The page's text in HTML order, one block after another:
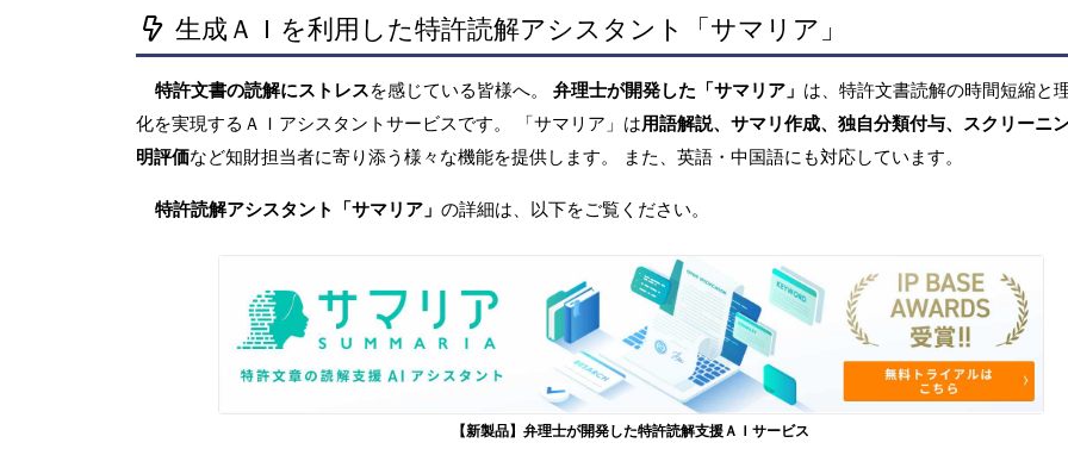
生成ＡＩを利用した特許読解アシスタント「サマリア」
特許文書の読解にストレスを感じている皆様へ。 弁理士が開発した「サマリア」 は、特許文書読解の時間短縮と
化を実現するＡＩアシスタントサービスです。 「サマリア」は用語解説、サマリ作成、独自分類付与、スクリーニ
明評価など知財担当者に寄り添う様々な機能を提供します。 また、英語・中国語にも対応しています。
特許読解アシスタント「サマリア」 の詳細は、以下をご覧ください。
【新製品】弁理士が開発した特許読解支援ＡＩサービス